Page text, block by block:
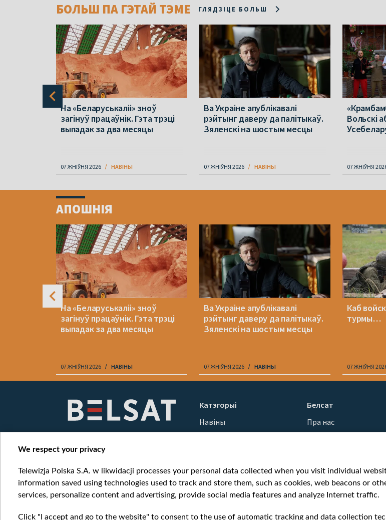
БОЛЬШ ПА ГЭТАЙ ТЭМЕ ГЛЯДЗІЦЕ БОЛЬШ
На «Беларуськаліі» зноў
загінуў працаўнік. Гэта трэці
выпадак за два месяцы
07 ЖНІЎНЯ 2026 НАВІНЫ
Ва Украіне апублікавалі
рэйтынг даверу да палітыкаў.
Зяленскі на шостым месцы
07 ЖНІЎНЯ 2026 НАВІНЫ
Вольскі
07 ЖНІЎНЯ
ofАПОШНІЯ
На «Беларуськаліі» зноў
загінуў працаўнік. Гэта трэці
выпадак за два месяцы
07 ЖНІЎНЯ 2026 НАВІНЫ
Ва Украіне апублікавалі
рэйтынг даверу да палітыкаў.
Зяленскі на шостым месцы
07 ЖНІЎНЯ 2026 НАВІНЫ
Каб
турмы…
07 ЖНІЎНЯ
Катэгорыі
Навіны
Вайна
Белсат
Пра нас
Кантакты
Як нас глядзець
Узнагароды
Міжнародная супраца
Ціск з боку ўладаў
We respect your privacy
Telewizja Polska S.A. w likwidacji processes your personal data collected when you visit individual
information saved using technologies used to track and store them, such as cookies, web beacons or
services, personalize content and advertising, provide social media features and analyze Internet traffic.
Click "I accept and go to the website" to consent to the use of automatic tracking and data collection